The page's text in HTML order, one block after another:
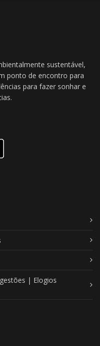
sustentável,
ponto de encontro para
para fazer sonhar e
| Elogios